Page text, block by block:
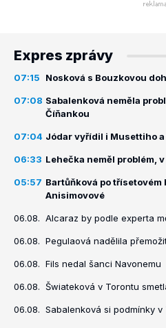
Expres zprávy
07:15 Nosková s Bouzkovou
07:08 Sabalenková neměla
Číňankou
07:04 Jódar vyřídil i Musettiho
06:33 Lehečka neměl problém,
05:57 Bartůňková po třísetovém
Anisimovové
06.08. Alcaraz by podle experta
06.08. Pegulaová nadělila
06.08. Fils nedal šanci Navonemu
06.08. Šwiateková v Torontu
06.08. Sabalenková si podmínky v